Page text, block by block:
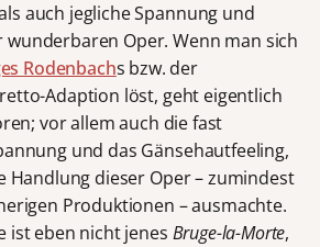
auch jegliche Spannung und
Oper. Wenn man sich
Rodenbachs bzw. der
Adaption löst, geht eigentlich
vor allem auch die fast
und das Gänsehautfeeling,
Handlung dieser Oper – zumindest
Produktionen – ausmachte.
ist eben nicht jenes Bruge-la-Morte,